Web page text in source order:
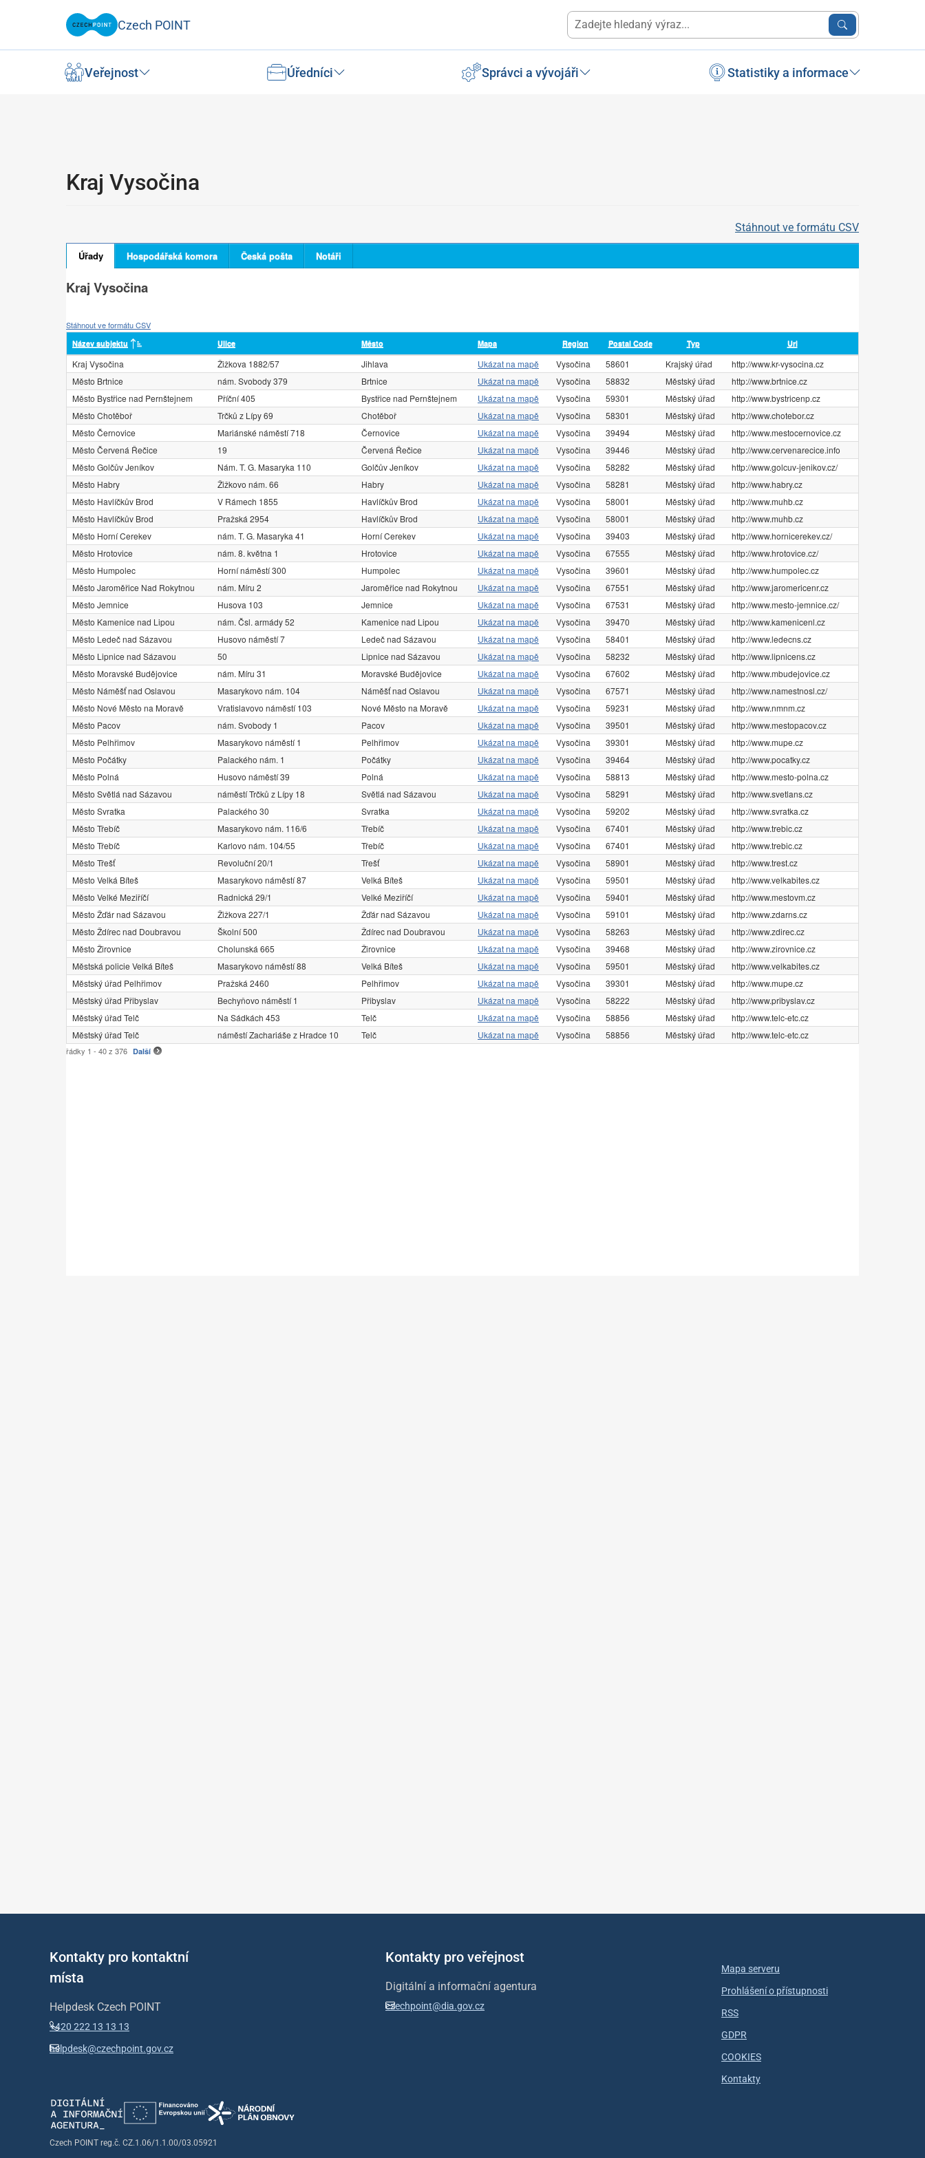
Czech POINT
Veřejnost Úředníci Správci a vývojáři Statistiky a informace
Kraj Vysočina
Stáhnout ve formátu CSV
Kontakty pro kontaktní
místa
Helpdesk Czech POINT
+420 222 13 13 13
helpdesk@czechpoint.gov.cz
Kontakty pro veřejnost
Digitální a informační agentura
czechpoint@dia.gov.cz
Mapa serveru
Prohlášení o přístupnosti
RSS
GDPR
COOKIES
Kontakty
Czech POINT reg.č. CZ.1.06/1.1.00/03.05921